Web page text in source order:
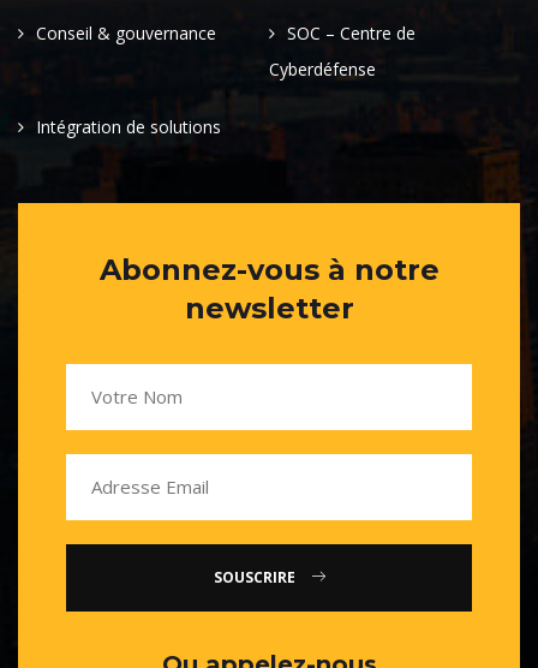
Conseil & gouvernance
SOC – Centre de
Cyberdéfense
Intégration de solutions
Abonnez-vous à notre
newsletter
SOUSCRIRE